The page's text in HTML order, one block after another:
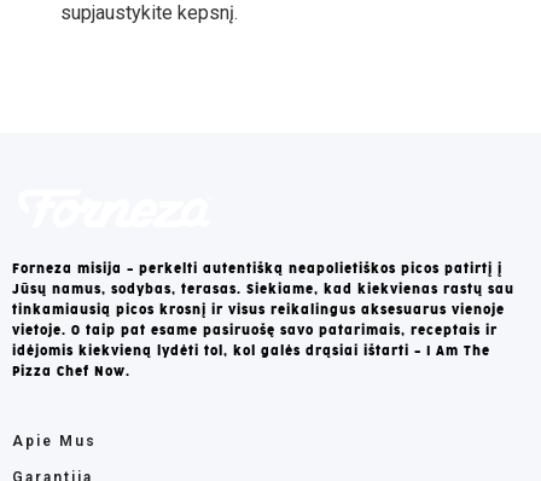
supjaustykite kepsnį.
Forneza misija – perkelti autentišką neapolietiškos picos patirtį į
Jūsų namus, sodybas, terasas. Siekiame, kad kiekvienas rastų sau
tinkamiausią picos krosnį ir visus reikalingus aksesuarus vienoje
vietoje. O taip pat esame pasiruošę savo patarimais, receptais ir
idėjomis kiekvieną lydėti tol, kol galės drąsiai ištarti – I Am The
Pizza Chef Now.
Apie Mus